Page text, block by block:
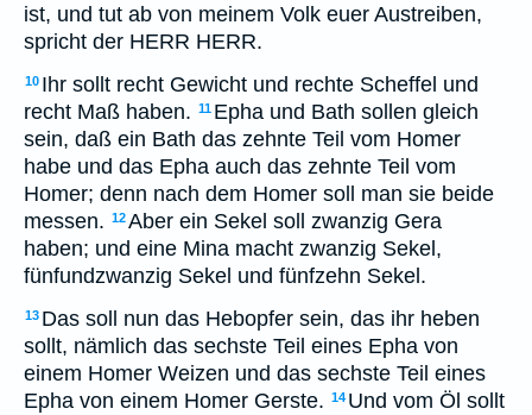
ist, und tut ab von meinem Volk euer Austreiben,
spricht der HERR HERR.
10 Ihr sollt recht Gewicht und rechte Scheffel und
recht Maß haben. 11 Epha und Bath sollen gleich
sein, daß ein Bath das zehnte Teil vom Homer
habe und das Epha auch das zehnte Teil vom
Homer; denn nach dem Homer soll man sie beide
messen. 12Aber ein Sekel soll zwanzig Gera
haben; und eine Mina macht zwanzig Sekel,
fünfundzwanzig Sekel und fünfzehn Sekel.
13 Das soll nun das Hebopfer sein, das ihr heben
sollt, nämlich das sechste Teil eines Epha von
einem Homer Weizen und das sechste Teil eines
Epha von einem Homer Gerste. 14 Und vom Öl sollt